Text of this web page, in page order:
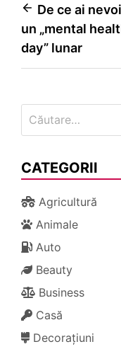
Navigare
în
De ce ai
un „mental
day” lunar
după:
CATEGORII
Agricultură
Animale
Auto
Beauty
Business
Casă
Decorațiuni